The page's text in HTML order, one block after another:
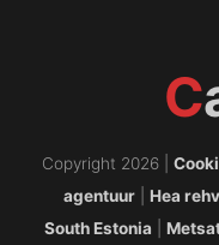
C
Copyright 2026 |
agentuur| Hea rehv
South Estonia